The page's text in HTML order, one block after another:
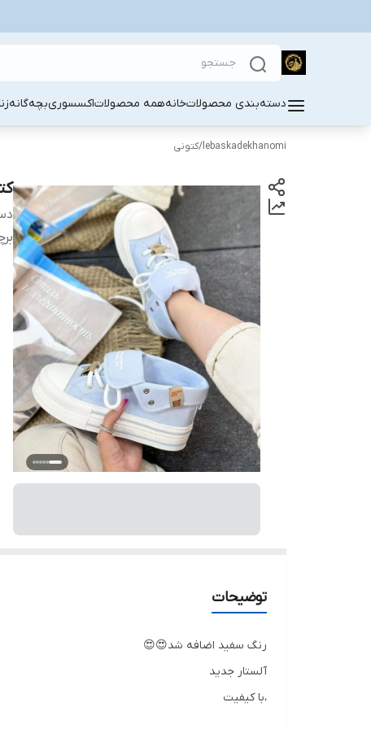
دسته‌بندی محصولاتخانههمه محصولاتاکسسوریبچه‌گانه
lebaskadekhanomi
/کتونی
توضیحات
رنگ سفید اضافه شد😍😍
آلستار جدید
،با کیفیت